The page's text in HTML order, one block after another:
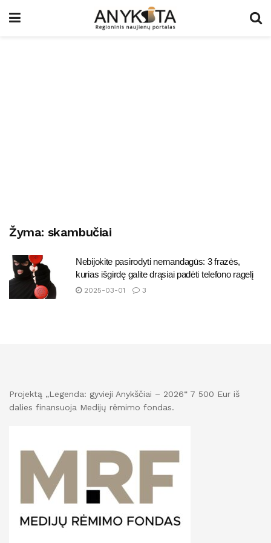
Žyma: skambučiai
Nebijokite pasirodyti nemandagūs: 3 frazės,
kurias išgirdę galite drąsiai padėti telefono ragelį
2025-03-01 3
Projektą „Legenda: gyvieji Anykščiai – 2026“ 7 500 Eur iš
dalies finansuoja Medijų rėmimo fondas.